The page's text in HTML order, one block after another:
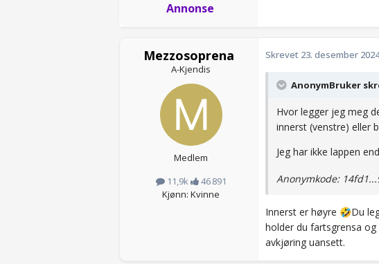
Annonse
Mezzosoprena
A-Kjendis
Medlem
11,9k
46 891
Kjønn: Kvinne
Skrevet 23. desember 2024
AnonymBruker
Hvor legger jeg meg
innerst (venstre) eller
Jeg har ikke lappen
Anonymkode:
Innerst er høyre 🤣Du
holder du fartsgrensa
avkjøring uansett.